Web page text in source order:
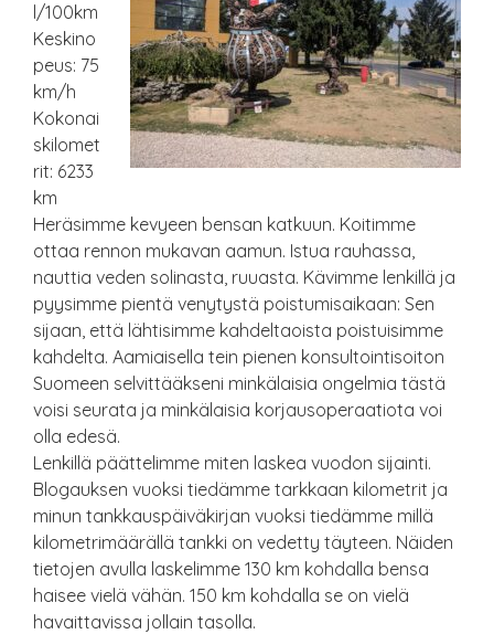
l/100km
Keskino
peus: 75
km/h
Kokonai
skilomet
rit: 6233
km
Heräsimme kevyeen bensan katkuun. Koitimme
ottaa rennon mukavan aamun. Istua rauhassa,
nauttia veden solinasta, ruuasta. Kävimme lenkillä ja
pyysimme pientä venytystä poistumisaikaan: Sen
sijaan, että lähtisimme kahdeltaoista poistuisimme
kahdelta. Aamiaisella tein pienen konsultointisoiton
Suomeen selvittääkseni minkälaisia ongelmia tästä
voisi seurata ja minkälaisia korjausoperaatiota voi
olla edesä.
Lenkillä päättelimme miten laskea vuodon sijainti.
Blogauksen vuoksi tiedämme tarkkaan kilometrit ja
minun tankkauspäiväkirjan vuoksi tiedämme millä
kilometrimäärällä tankki on vedetty täyteen. Näiden
tietojen avulla laskelimme 130 km kohdalla bensa
haisee vielä vähän. 150 km kohdalla se on vielä
havaittavissa jollain tasolla.